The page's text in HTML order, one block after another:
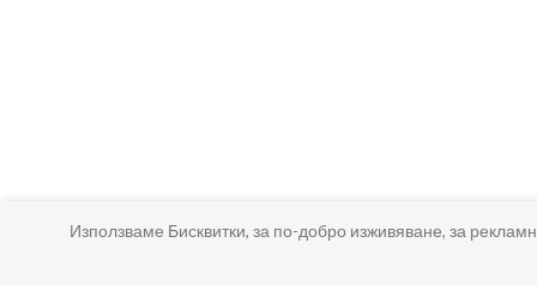
Използваме Бисквитки, за по-добро изживяване, за